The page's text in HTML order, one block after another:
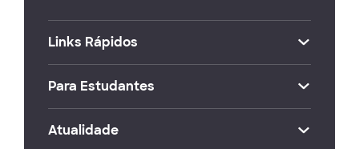
Links Rápidos
Para Estudantes
Atualidade